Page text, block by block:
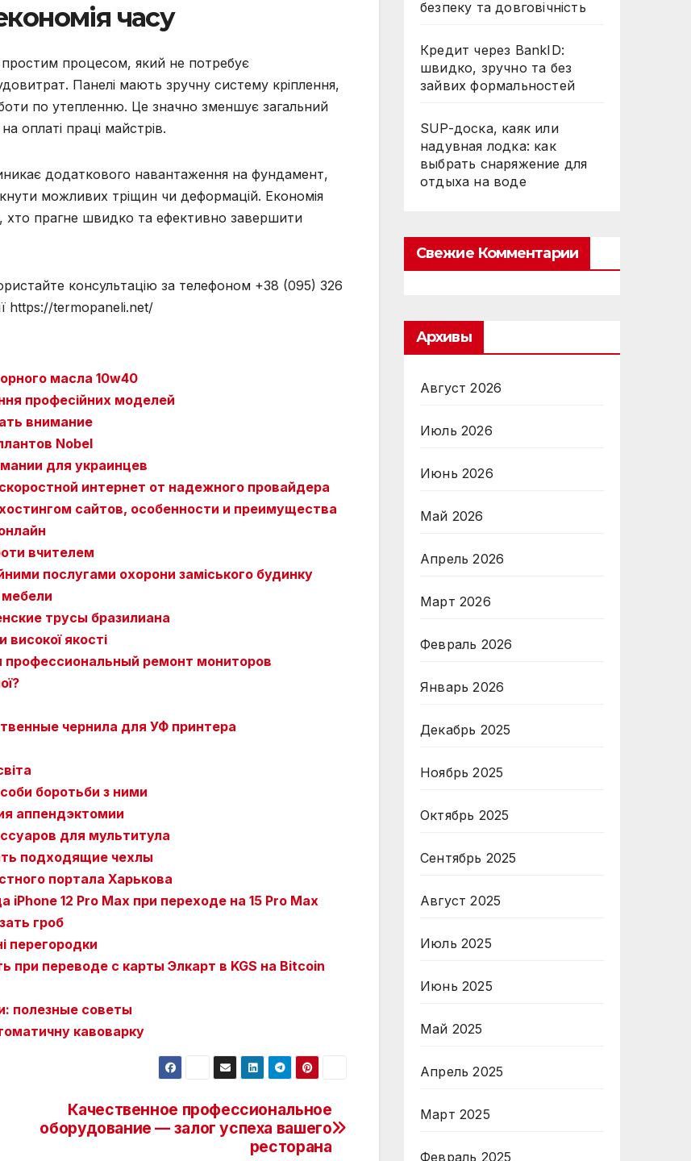
часу
процесом, який не потребує
Панелі мають зручну систему кріплення,
по утепленню. Це значно зменшує загальний
оплаті праці майстрів.
додаткового навантаження на фундамент,
можливих тріщин чи деформацій. Економія
хто прагне швидко та ефективно завершити
консультацію за телефоном +38 (095) 326
https://termopaneli.net/
масла 10w40
професійних моделей
внимание
Nobel
для украинцев
интернет от надежного провайдера
сайтов, особенности и преимущества
вчителем
послугами охорони заміського будинку
трусы бразилиана
якості
ремонт мониторов
чернила для УФ принтера
боротьби з ними
аппендэктомии
для мультитула
подходящие чехлы
портала Харькова
12 Pro Max при переходе на 15 Pro Max
гроб
перегородки
при переводе с карты Элкарт в KGS на Bitcoin
полезные советы
кавоварку
Качественное профессиональное
оборудование — залог успеха вашего
ресторана
безпеку та довговічність
Кредит через BankID:
швидко, зручно та без
зайвих формальностей
SUP-доска, каяк или
надувная лодка: как
выбрать снаряжение для
отдыха на воде
Свежие Комментарии
Архивы
Август 2026
Июль 2026
Июнь 2026
Май 2026
Апрель 2026
Март 2026
Февраль 2026
Январь 2026
Декабрь 2025
Ноябрь 2025
Октябрь 2025
Сентябрь 2025
Август 2025
Июль 2025
Июнь 2025
Май 2025
Апрель 2025
Март 2025
Февраль 2025